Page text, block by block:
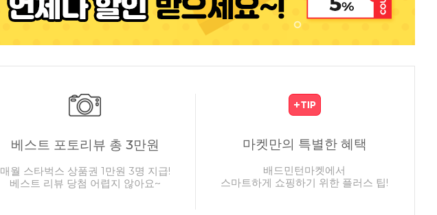
베스트 포토리뷰 총 3만원
매월 스타벅스 상품권 1만원 3명 지급!
베스트 리뷰 당첨 어렵지 않아요~
마켓만의 특별한 혜택
배드민턴마켓에서
스마트하게 쇼핑하기 위한 플러스 팁!